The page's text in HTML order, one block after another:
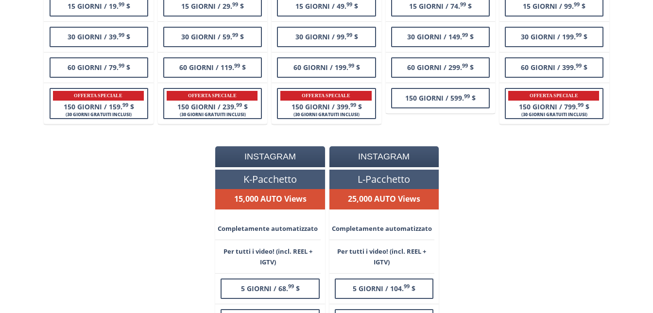
15 GIORNI / 19.99$
30 GIORNI / 39.99$
60 GIORNI / 79.99$
OFFERTA SPECIALE
150 GIORNI / 159.99$
(30 GIORNI GRATUITI INCLUSI)
15 GIORNI / 29.99 $
30 GIORNI / 59.99 $
60 GIORNI / 119.99 $
OFFERTA SPECIALE
150 GIORNI / 239.99 $
(30 GIORNI GRATUITI INCLUSI)
15 GIORNI / 49.99$
30 GIORNI / 99.99$
60 GIORNI / 199.99$
OFFERTA SPECIALE
150 GIORNI / 399.99$
(30 GIORNI GRATUITI INCLUSI)
15 GIORNI / 74.99$
30 GIORNI / 149.99$
60 GIORNI / 299.99$
150 GIORNI / 599.99$
15 GIORNI / 99.99 $
30 GIORNI / 199.99 $
60 GIORNI / 399.99 $
OFFERTA SPECIALE
150 GIORNI / 799.99 $
(30 GIORNI GRATUITI INCLUSI)
INSTAGRAM
K-Pacchetto
15,000 AUTO Views
Completamente automatizzato
Per tutti i video! (incl. REEL +
IGTV)
5 GIORNI / 68.99$
INSTAGRAM
L-Pacchetto
25,000 AUTO Views
Completamente automatizzato
Per tutti i video! (incl. REEL +
IGTV)
5 GIORNI / 104.99$